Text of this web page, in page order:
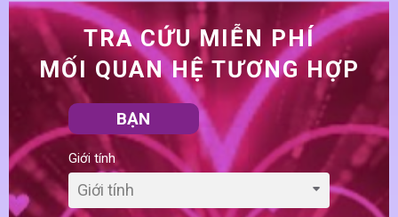
TRA CỨU MIỄN PHÍ
MỐI QUAN HỆ TƯƠNG HỢP
BẠN
Giới tính
Giới tính